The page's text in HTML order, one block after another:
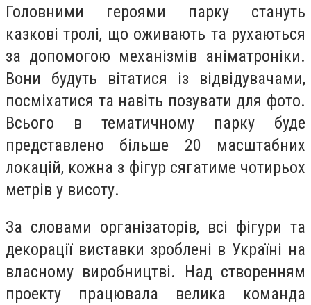
Головними героями парку стануть
казкові тролі, що оживають та рухаються
за допомогою механізмів аніматроніки.
Вони будуть вітатися із відвідувачами,
посміхатися та навіть позувати для фото.
Всього в тематичному парку буде
представлено більше 20 масштабних
локацій, кожна з фігур сягатиме чотирьох
метрів у висоту.
За словами організаторів, всі фігури та
декорації виставки зроблені в Україні на
власному виробництві. Над створенням
проекту працювала велика команда